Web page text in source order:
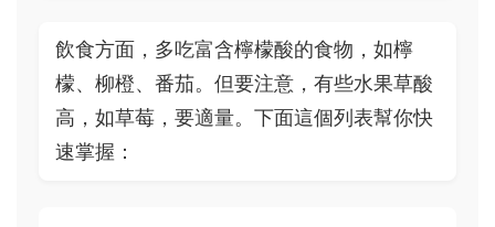
飲食方面，多吃富含檸檬酸的食物，如檸
檬、柳橙、番茄。但要注意，有些水果草酸
高，如草莓，要適量。下面這個列表幫你快
速掌握：